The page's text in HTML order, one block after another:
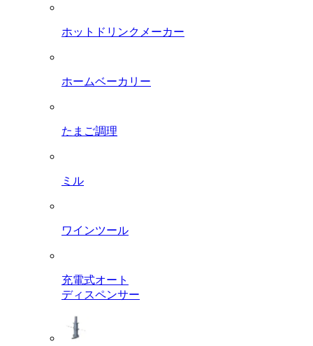
ホットドリンクメーカー
ホームベーカリー
たまご調理
ミル
ワインツール
充電式オート
ディスペンサー